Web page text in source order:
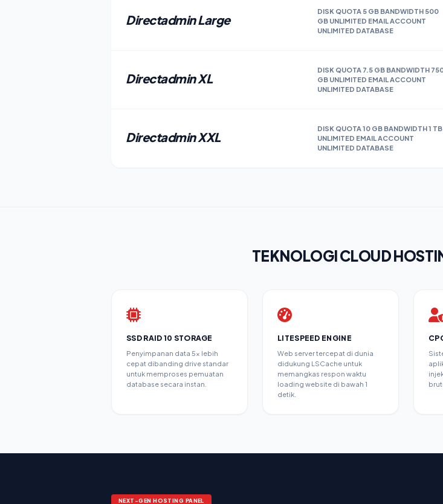
Directadmin Large
DISK QUOTA 5 GB BANDWIDTH 500
GB UNLIMITED EMAIL ACCOUNT
UNLIMITED DATABASE
Directadmin XL
DISK QUOTA 7.5 GB BANDWIDTH
GB UNLIMITED EMAIL ACCOUNT
UNLIMITED DATABASE
Directadmin XXL
DISK QUOTA 10 GB BANDWIDTH 1 TB
UNLIMITED EMAIL ACCOUNT
UNLIMITED DATABASE
TEKNOLOGI CLOUD
SSD RAID 10 STORAGE
Penyimpanan data 5x lebih
cepat dibanding drive standar
untuk memproses pemuatan
database secara instan.
LITESPEED ENGINE
Web server tercepat di dunia
didukung LSCache untuk
memangkas respon waktu
loading website di bawah 1
detik.
NEXT-GEN HOSTING PANEL